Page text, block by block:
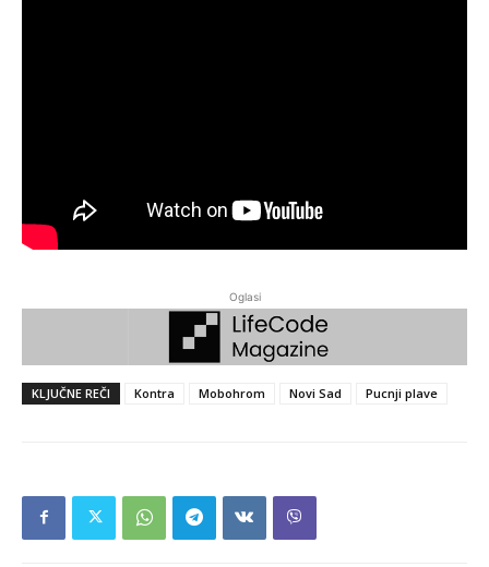
Oglasi
KLJUČNE REČI Kontra Mobohrom Novi Sad Pucnji plave